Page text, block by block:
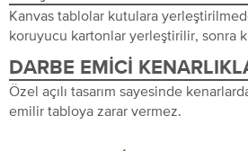
Kanvas tablolar kutulara
koruyucu kartonlar yerleştirilir, sonra
DARBE EMICI
Özel açılı tasarım sayesinde
emilir tabloya zarar vermez.